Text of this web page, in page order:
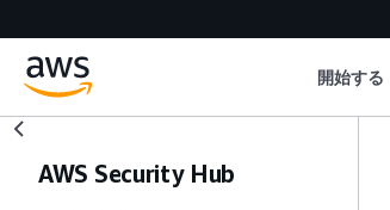
開始する
AWS Security Hub